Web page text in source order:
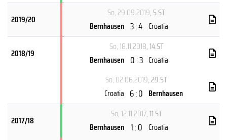
2019/20
So, 29.09.2019, 5.ST
Bernhausen 3 : 4 Croatia
2018/19
So, 18.11.2018, 14.ST
Bernhausen 0 : 3 Croatia
So, 02.06.2019, 29.ST
Croatia 6 : 0 Bernhausen
2017/18
So, 12.11.2017, 11.ST
Bernhausen 1 : 0 Croatia